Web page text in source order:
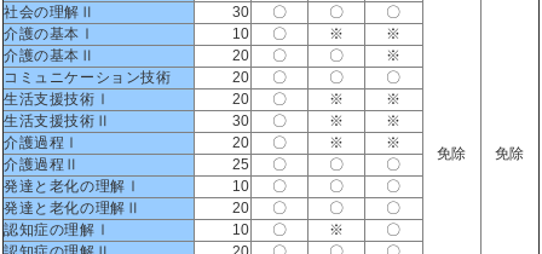
免除 免除
社会の理解Ⅱ
30 〇 〇
〇
介護の基本Ⅰ
10 〇 ※
※
介護の基本Ⅱ
20 〇 〇
※
コミュニケーション技術
20 〇 〇
〇
生活支援技術Ⅰ
20 〇 ※
※
生活支援技術Ⅱ
30 〇 ※
※
介護過程Ⅰ
20 〇 ※
※
介護過程Ⅱ
25 〇 〇
〇
発達と老化の理解Ⅰ
10 〇 〇
〇
発達と老化の理解Ⅱ
20 〇 〇
〇
認知症の理解Ⅰ
10 〇 ※
〇